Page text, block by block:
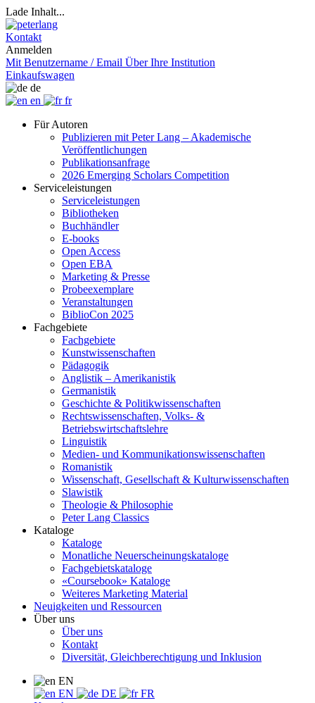
Lade Inhalt...
Kontakt
Anmelden
Mit Benutzername / Email Über Ihre Institution
Einkaufswagen
de
en
fr
Für Autoren
Publizieren mit Peter Lang – Akademische
Veröffentlichungen
Publikationsanfrage
2026 Emerging Scholars Competition
Serviceleistungen
Serviceleistungen
Bibliotheken
Buchhändler
E-books
Open Access
Open EBA
Marketing & Presse
Probeexemplare
Veranstaltungen
BiblioCon 2025
Fachgebiete
Fachgebiete
Kunstwissenschaften
Pädagogik
Anglistik – Amerikanistik
Germanistik
Geschichte & Politikwissenschaften
Rechtswissenschaften, Volks- &
Betriebswirtschaftslehre
Linguistik
Medien- und Kommunikationswissenschaften
Romanistik
Wissenschaft, Gesellschaft & Kulturwissenschaften
Slawistik
Theologie & Philosophie
Peter Lang Classics
Kataloge
Kataloge
Monatliche Neuerscheinungskataloge
Fachgebietskataloge
«Coursebook» Kataloge
Weiteres Marketing Material
Neuigkeiten und Ressourcen
Über uns
Über uns
Kontakt
Diversität, Gleichberechtigung und Inklusion
EN
EN
DE
FR